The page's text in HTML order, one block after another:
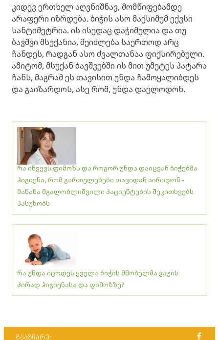
კიდევ ერთხელ აღვნიშნავ, მომწიფებამდე
არაფერი იზრდება. ბიჭის ასო მაქსიმუმ ექვსი
სანტიმეტრია. ის ისედაც დაჭიმულია და თუ
ბავშვი მსუქანია, შეიძლება საერთოდ არც
ჩანდეს, რადგან ასო ძვალთანაა ფიქსირებული.
ამიტომ, მსუქან ბავშვებში ის მით უმეტეს პატარა
ჩანს, მაგრამ ეს თავისით უნდა ჩამოყალიბდეს
და გაიზარდოს, ასე რომ, უნდა დაელოდონ.
რა იწვევს ფიმოზს და როგორ უნდა დაიცვან ბიჭებმა
ჰიგიენა, რომ გართულებები თავიდან აირიდონ -
მანანა მგალობლიშვილი პაციენტების შეკითხვებს
პასუხობს
რა უნდა იცოდეს ყველა ბიჭის მშობელმა ვაჟის
პირად ჰიგიენასა და ფიმოზზე?
გააზიარე: